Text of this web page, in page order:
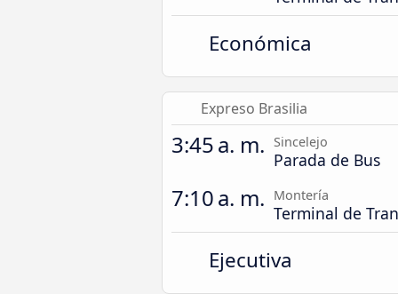
Económica
Expreso Brasilia
3:45 a. m. Sincelejo
Parada de Bus
7:10 a. m. Montería
Terminal de
Ejecutiva